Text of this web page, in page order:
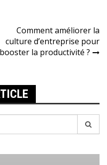
Comment améliorer la
culture d’entreprise pour
booster la productivité ?